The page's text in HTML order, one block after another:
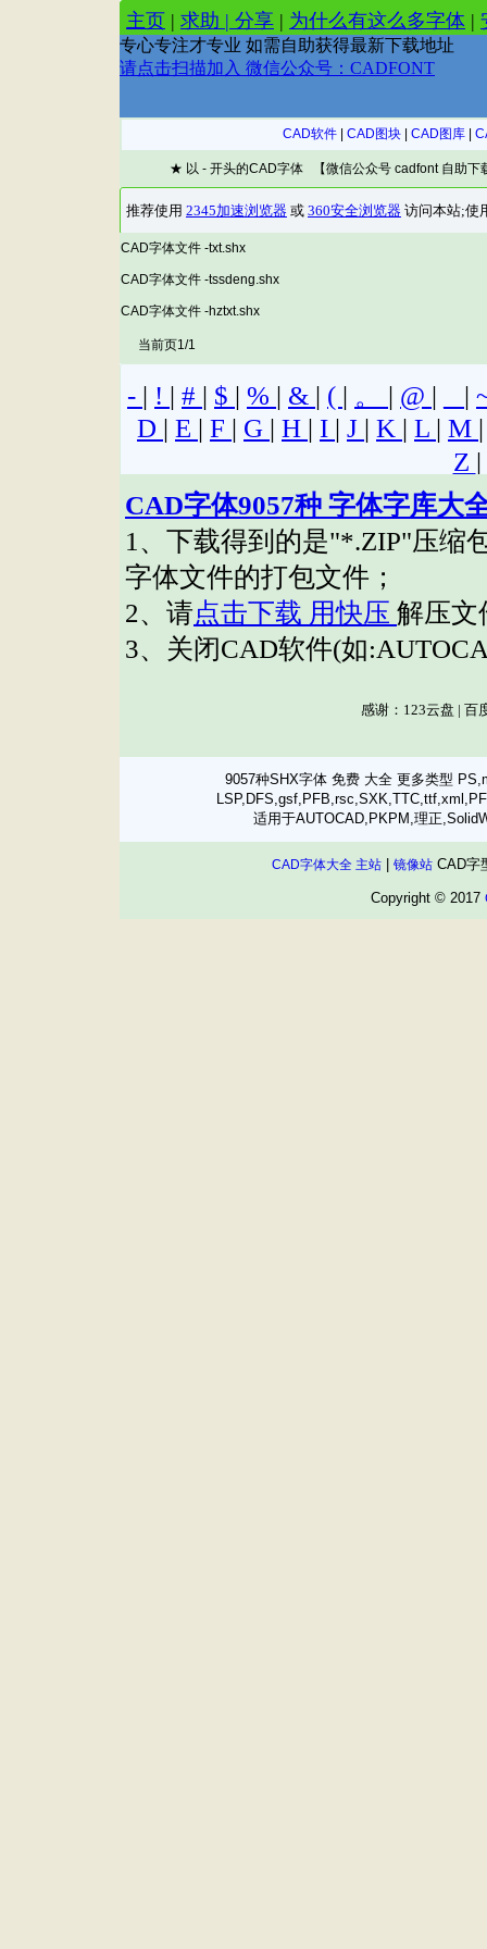
CAD软件| CAD图块| CAD图库|
★ 以 - 开头的CAD字体 【微信公众号 cadfont 自助下
CAD字体文件 -txt.shx
CAD字体文件 -tssdeng.shx
CAD字体文件 -hztxt.shx
当前页1/1
9057种SHX字体 免费 大全 更多类型
适用于AUTOCAD,PKPM,理正
CAD字体大全 主站| 镜像站CAD字
Copyright © 2017